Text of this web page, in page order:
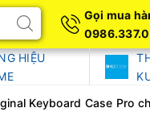
Gọi mua
HIỆU
Keyboard Case Pro